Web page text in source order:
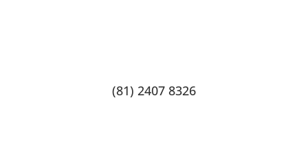
(81) 2407 8326